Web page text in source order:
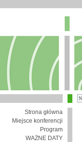
Strona główna
Miejsce konferencji
Program
WAŻNE DATY